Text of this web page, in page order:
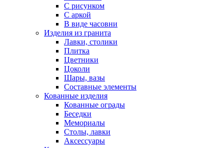
С рисунком
С аркой
В виде часовни
Изделия из гранита
Лавки, столики
Плитка
Цветники
Цоколи
Шары, вазы
Составные элементы
Кованные изделия
Кованные ограды
Беседки
Мемориалы
Столы, лавки
Аксессуары